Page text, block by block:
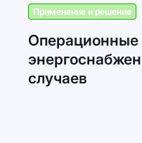
Применение и решение
Операционные
случаев